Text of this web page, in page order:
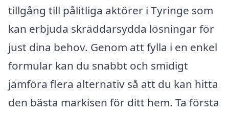
tillgång till pålitliga aktörer i Tyringe som
kan erbjuda skräddarsydda lösningar för
just dina behov. Genom att fylla i en enkel
formular kan du snabbt och smidigt
jämföra flera alternativ så att du kan hitta
den bästa markisen för ditt hem. Ta första